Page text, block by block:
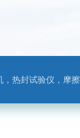
力测试仪，垂直度偏差测试仪，扭矩仪